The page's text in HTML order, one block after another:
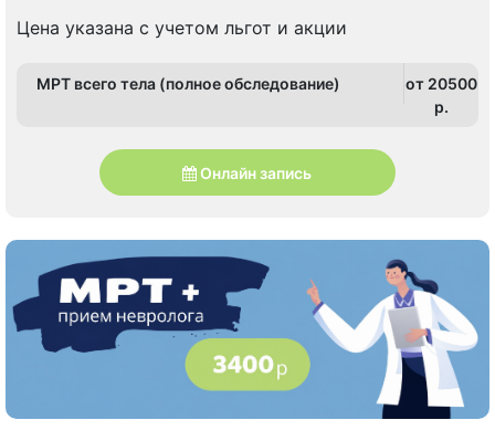
Цена указана с учетом льгот и акции
МРТ всего тела (полное обследование)
от 20500
p.
Онлайн запись